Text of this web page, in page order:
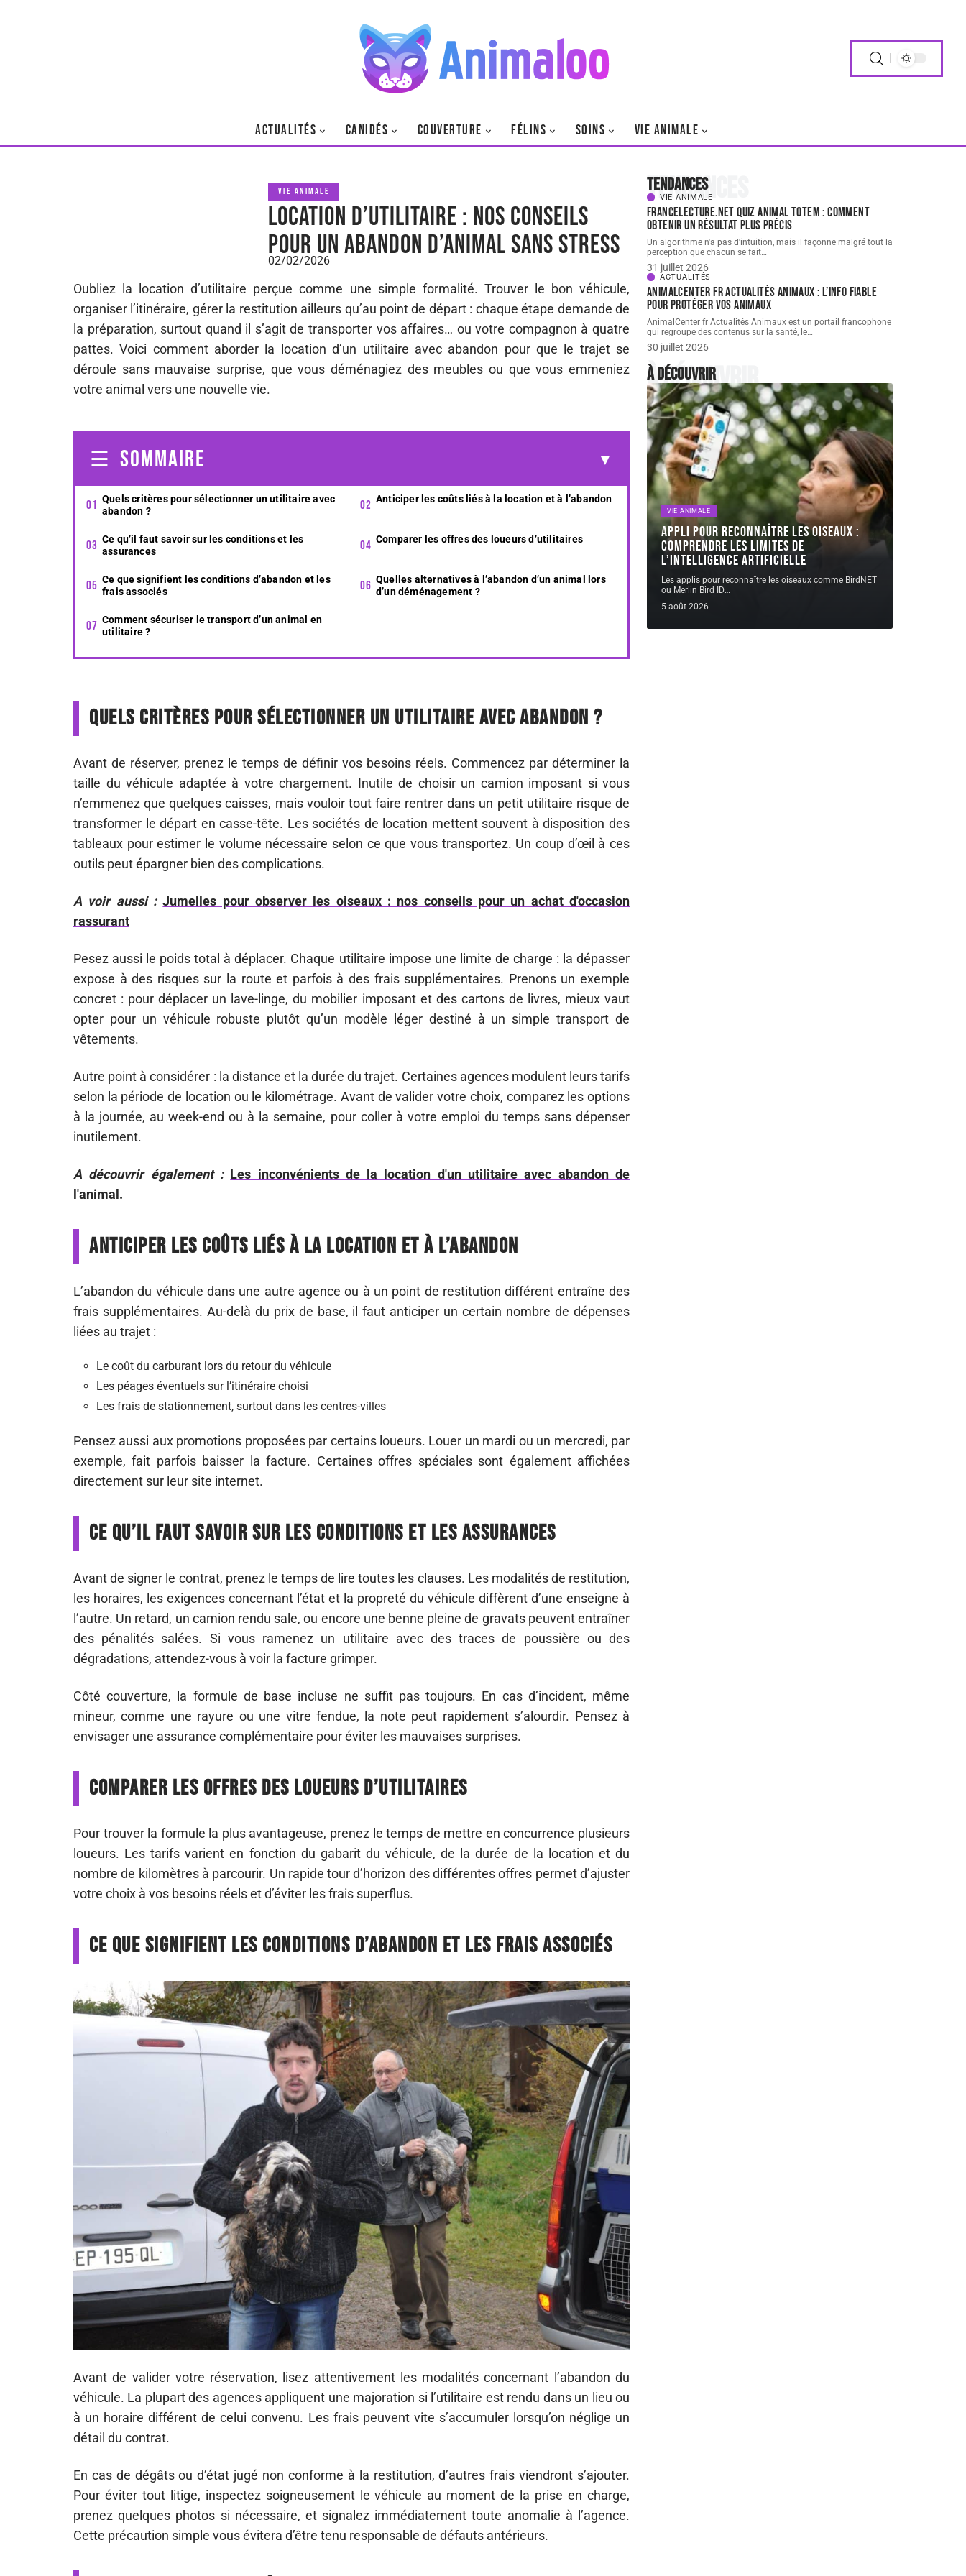
ACTUALITÉS CANIDÉS COUVERTURE FÉLINS SOINS VIE ANIMALE
VIE ANIMALE
Location d’utilitaire : nos conseils
pour un abandon d’animal sans stress
02/02/2026
Oubliez la location d’utilitaire perçue comme une simple formalité. Trouver le bon véhicule,
organiser l’itinéraire, gérer la restitution ailleurs qu’au point de départ : chaque étape demande de
la préparation, surtout quand il s’agit de transporter vos affaires… ou votre compagnon à quatre
pattes. Voici comment aborder la location d’un utilitaire avec abandon pour que le trajet se
déroule sans mauvaise surprise, que vous déménagiez des meubles ou que vous emmeniez
votre animal vers une nouvelle vie.
SOMMAIRE
Quels critères pour sélectionner un utilitaire avec
abandon ?
Anticiper les coûts liés à la location et à l’abandon
Ce qu’il faut savoir sur les conditions et les
assurances
Comparer les offres des loueurs d’utilitaires
Ce que signifient les conditions d’abandon et les
frais associés
Quelles alternatives à l’abandon d’un animal lors
d’un déménagement ?
Comment sécuriser le transport d’un animal en
utilitaire ?
Quels critères pour sélectionner un utilitaire avec abandon ?
Avant de réserver, prenez le temps de définir vos besoins réels. Commencez par déterminer la
taille du véhicule adaptée à votre chargement. Inutile de choisir un camion imposant si vous
n’emmenez que quelques caisses, mais vouloir tout faire rentrer dans un petit utilitaire risque de
transformer le départ en casse-tête. Les sociétés de location mettent souvent à disposition des
tableaux pour estimer le volume nécessaire selon ce que vous transportez. Un coup d’œil à ces
outils peut épargner bien des complications.
A voir aussi : Jumelles pour observer les oiseaux : nos conseils pour un achat d'occasion
rassurant
Pesez aussi le poids total à déplacer. Chaque utilitaire impose une limite de charge : la dépasser
expose à des risques sur la route et parfois à des frais supplémentaires. Prenons un exemple
concret : pour déplacer un lave-linge, du mobilier imposant et des cartons de livres, mieux vaut
opter pour un véhicule robuste plutôt qu’un modèle léger destiné à un simple transport de
vêtements.
Autre point à considérer : la distance et la durée du trajet. Certaines agences modulent leurs tarifs
selon la période de location ou le kilométrage. Avant de valider votre choix, comparez les options
à la journée, au week-end ou à la semaine, pour coller à votre emploi du temps sans dépenser
inutilement.
A découvrir également : Les inconvénients de la location d'un utilitaire avec abandon de
l'animal.
Anticiper les coûts liés à la location et à l’abandon
L’abandon du véhicule dans une autre agence ou à un point de restitution différent entraîne des
frais supplémentaires. Au-delà du prix de base, il faut anticiper un certain nombre de dépenses
liées au trajet :
Le coût du carburant lors du retour du véhicule
Les péages éventuels sur l’itinéraire choisi
Les frais de stationnement, surtout dans les centres-villes
Pensez aussi aux promotions proposées par certains loueurs. Louer un mardi ou un mercredi, par
exemple, fait parfois baisser la facture. Certaines offres spéciales sont également affichées
directement sur leur site internet.
Ce qu’il faut savoir sur les conditions et les assurances
Avant de signer le contrat, prenez le temps de lire toutes les clauses. Les modalités de restitution,
les horaires, les exigences concernant l’état et la propreté du véhicule diffèrent d’une enseigne à
l’autre. Un retard, un camion rendu sale, ou encore une benne pleine de gravats peuvent entraîner
des pénalités salées. Si vous ramenez un utilitaire avec des traces de poussière ou des
dégradations, attendez-vous à voir la facture grimper.
Côté couverture, la formule de base incluse ne suffit pas toujours. En cas d’incident, même
mineur, comme une rayure ou une vitre fendue, la note peut rapidement s’alourdir. Pensez à
envisager une assurance complémentaire pour éviter les mauvaises surprises.
Comparer les offres des loueurs d’utilitaires
Pour trouver la formule la plus avantageuse, prenez le temps de mettre en concurrence plusieurs
loueurs. Les tarifs varient en fonction du gabarit du véhicule, de la durée de la location et du
nombre de kilomètres à parcourir. Un rapide tour d’horizon des différentes offres permet d’ajuster
votre choix à vos besoins réels et d’éviter les frais superflus.
Ce que signifient les conditions d’abandon et les frais associés
Avant de valider votre réservation, lisez attentivement les modalités concernant l’abandon du
véhicule. La plupart des agences appliquent une majoration si l’utilitaire est rendu dans un lieu ou
à un horaire différent de celui convenu. Les frais peuvent vite s’accumuler lorsqu’on néglige un
détail du contrat.
En cas de dégâts ou d’état jugé non conforme à la restitution, d’autres frais viendront s’ajouter.
Pour éviter tout litige, inspectez soigneusement le véhicule au moment de la prise en charge,
prenez quelques photos si nécessaire, et signalez immédiatement toute anomalie à l’agence.
Cette précaution simple vous évitera d’être tenu responsable de défauts antérieurs.
Tendances
Tendances
VIE ANIMALE
FranceLecture.net quiz animal totem : comment
obtenir un résultat plus précis
Un algorithme n'a pas d'intuition, mais il façonne malgré tout la
perception que chacun se fait…
31 juillet 2026
ACTUALITÉS
AnimalCenter fr Actualités Animaux : l’info fiable
pour protéger vos animaux
AnimalCenter fr Actualités Animaux est un portail francophone
qui regroupe des contenus sur la santé, le…
30 juillet 2026
À découvrir
À découvrir
VIE ANIMALE
Appli pour reconnaître les oiseaux :
comprendre les limites de
l’intelligence artificielle
Les applis pour reconnaître les oiseaux comme BirdNET
ou Merlin Bird ID…
5 août 2026